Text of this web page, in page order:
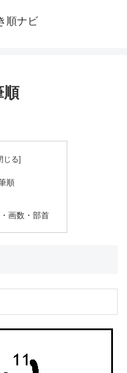
順ナビ
順
順
画数・部首